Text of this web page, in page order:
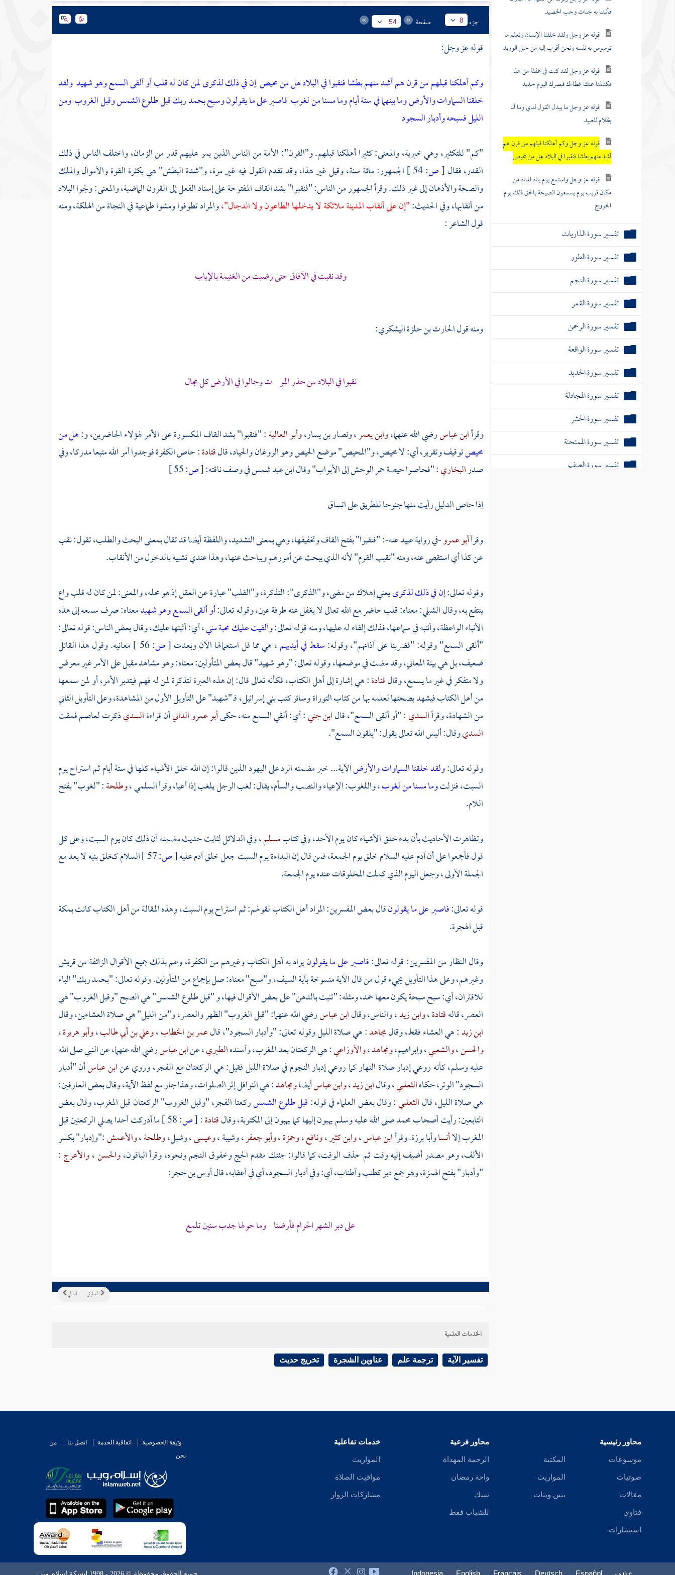
فأنبتنا به جنات وحب الحصيد
قوله عز وجل ولقد خلقنا الإنسان ونعلم ما
توسوس به نفسه ونحن أقرب إليه من حبل الوريد
قوله عز وجل لقد كنت في غفلة من هذا
فكشفنا عنك غطاءك فبصرك اليوم حديد
قوله عز وجل ما يبدل القول لدي وما أنا
بظلام للعبيد
قوله عز وجل وكم أهلكنا قبلهم من قرن هم
أشد منهم بطشا فنقبوا في البلاد هل من محيص
قوله عز وجل واستمع يوم يناد المناد من
مكان قريب يوم يسمعون الصيحة بالحق ذلك يوم
الخروج
تفسير سورة الذاريات
تفسير سورة الطور
تفسير سورة النجم
تفسير سورة القمر
تفسير سورة الرحمن
تفسير سورة الواقعة
تفسير سورة الحديد
تفسير سورة المجادلة
تفسير سورة الحشر
تفسير سورة الممتحنة
تفسير سورة الصف
تفسير سورة العاديات
تفسير سورة القارعة
تفسير سورة التكاثر
تفسير سورة العصر
جزء 8 صفحة 54
قوله عز وجل:
وكم أهلكنا قبلهم من قرن هم أشد منهم بطشا فنقبوا في البلاد هل من محيصإن في ذلك لذكرى لمن كان له قلب أو ألقى السمع وهو شهيدولقد
خلقنا السماوات والأرض وما بينهما في ستة أيام وما مسنا من لغوب فاصبر على ما يقولون وسبح بحمد ربك قبل طلوع الشمس وقبل الغروبومن
الليل فسبحه وأدبار السجود
"كم" للتكثير، وهي خبرية، والمعنى: كثيرا أهلكنا قبلهم. و"القرن": الأمة من الناس الذين يمر عليهم قدر من الزمان، واختلف الناس في ذلك
القدر، فقال[ص:54 ]
الجمهور: مائة سنة، وقيل غير هذا، وقد تقدم القول فيه غير مرة، و"شدة البطش" هي بكثرة القوة والأموال والملك
والصحة والأذهان إلى غير ذلك. وقرأ الجمهور من الناس: "فنقبوا" بشد القاف المفتوحة على إسناد الفعل إلى القرون الماضية، والمعنى: ولجوا البلاد
من أنقابها، وفي الحديث:"إن على أنقابالمدينةملائكة لا يدخلها الطاعون ولاالدجال"،والمراد تطوفوا ومشوا طماعية في النجاة من الهلكة، ومنه
قول الشاعر :
وقد نقبت في الآفاق حتى رضيت من الغنيمة بالإياب
ومنه قولالحارث بن حلزة اليشكري:
نقبوا في البلاد من حذر المو ت وجالوا في الأرض كل مجال
وقرأابن عباسرضي الله عنهما،وابن يعمر،ونصار بن يسار،وأبو العالية: "فنقبوا" بشد القاف المكسورة على الأمر لهؤلاء الحاضرين، و:هل من
محيصتوقيف وتقرير، أي: لا محيص، و"المحيص" موضع الحيص وهو الروغان والحياد، قالقتادة: حاص الكفرة فوجدوا أمر الله متبعا مدركا، وفي
صدرالبخاري: "فحاصوا حيصة حمر الوحش إلى الأبواب" وقال ابن عبد شمس في وصف ناقته:[ص:
إذا حاص الدليل رأيت منها جنوحا للطريق على اتساق
وقرأأبو عمرو-في روايةعبيدعنه-: "فنقبوا" بفتح القاف وتخفيفها، وهي بمعنى التشديد، واللفظة أيضا قد تقال بمعنى البحث والطلب، تقول: نقب
عن كذا أي استقصى عنه، ومنه "نقيب القوم" لأنه الذي يبحث عن أمورهم ويباحث عنها، وهذا عندي تشبيه بالدخول من الأنقاب.
وقوله تعالى:إن في ذلك لذكرىيعني إهلاك من مضى، و"الذكرى": التذكرة، و"القلب" عبارة عن العقل إذ هو محله، والمعنى: لمن كان له قلب واع
ينتفع به، وقالالشبلي:معناه: قلب حاضر مع الله تعالى لا يغفل عنه طرفة عين، وقوله تعالى:أو ألقى السمع وهو شهيدمعناه: صرف سمعه إلى هذه
الأنباء الواعظة، وأنتبه في سماعها، فذلك إلقاء له عليها، ومنه قوله تعالى:وألقيت عليك محبة مني، أي: أثبتها عليك، وقال بعض الناس: قوله تعالى:
"ألقى السمع" وقوله: "فضربنا على آذانهم"، وقوله:سقط في أيديهم، هي مما قل استعمالها الآن وبعدت[ص:56 ]
معانيه. وقول هذا القائل
ضعيف، بل هي بينة المعاني، وقد مضت في موضعها، وقوله تعالى: "وهو شهيد" قال بعض المتأولين: معناه: وهو مشاهد مقبل على الأمر غير معرض
ولا متفكر في غير ما يسمع، وقالقتادة: هي إشارة إلى أهل الكتاب، فكأنه تعالى قال: إن هذه العبرة لتذكرة لمن له فهم فيتدبر الأمر، أو لمن سمعها
من أهل الكتاب فيشهد بصحتها لعلمه بها من كتاب التوراة وسائر كتب بني إسرائيل، فـ "شهيد" على التأويل الأول من المشاهدة، وعلى التأويل الثاني
من الشهادة، وقرأالسدي: "أو ألقى السمع"، قالابن جني: أي: ألقي السمع منه، حكىأبو عمرو الدانيأن قراءةالسديذكرتلعاصمفمقت
السديوقال: أليس الله تعالى يقول: "يلقون السمع".
وقوله تعالى:ولقد خلقنا السماوات والأرضالآية... خبر مضمنه الرد على اليهود الذين قالوا: إن الله خلق الأشياء كلها في ستة أيام ثم استراح يوم
السبت، فنزلتوما مسنا من لغوب، واللغوب: الإعياء والنصب والسأم، يقال: لغب الرجل يلغب إذا أعيا، وقرأالسلمي،وطلحة: "لغوب" بفتح
اللام.
وتظاهرت الأحاديث بأن بدء خلق الأشياء كان يوم الأحد، وفي كتابمسلم، وفي الدلائل لثابت حديث مضمنه أن ذلك كان يوم السبت، وعلى كل
قول فأجمعوا على أنآدمعليه السلام خلق يوم الجمعة، فمن قال إن البداءة يوم السبت جعل خلقآدمعليه[ص:
السلام كخلق بنيه لا يعد مع
الجملة الأولى ، وجعل اليوم الذي كملت المخلوقات عنده يوم الجمعة.
قوله تعالى:فاصبر على ما يقولونقال بعض المفسرين: المراد أهل الكتاب لقولهم: ثم استراح يوم السبت، وهذه المقالة من أهل الكتاب كانتبمكة
قبل الهجرة.
وقال النظار من المفسرين: قوله تعالى:فاصبر على ما يقولونيراد به أهل الكتاب وغيرهم من الكفرة، وعم بذلك جميع الأقوال الزائفة منقريش
وغيرهم، وعلى هذا التأويل يجيء قول من قال الآية منسوخة بآية السيف، و"سبح" معناه: صل بإجماع من المتأولين. وقوله تعالى: "بحمد ربك" الباء
للاقتران، أي: سبح سبحة يكون معها حمد، ومثله: "تنبت بالدهن" على بعض الأقوال فيها، و "قبل طلوع الشمس" هي الصبح "وقبل الغروب" هي
العصر، قالهقتادة،وابن زيد، والناس، وقالابن عباسرضي الله عنهما: "قبل الغروب" الظهر والعصر، و"من الليل" هي صلاة العشاءين، وقال
ابن زيد: هي العشاء فقط، وقالمجاهد: هي صلاة الليل وقوله تعالى: "وأدبار السجود"، قالعمر بن الخطاب،وعلي بن أبي طالب،وأبو هريرة،
والحسن،والشعبي،وإبراهيم،ومجاهد،والأوزاعي: هي الركعتان بعد المغرب، وأسندهالطبري، عنابن عباسرضي الله عنهما، عن النبي صلى الله
عليه وسلم، كأنه روعي إدبار صلاة النهار كما روعي إدبار النجوم في صلاة الليل فقيل: هي الركعتان مع الفجر، وروي عنابن عباسأن "أدبار
السجود" الوتر، حكاهالثعلبي، وقالابن زيد،وابن عباسأيضاومجاهد: هي النوافل إثر الصلوات، وهذا جار مع لفظ الآية، وقال بعض العارفين:
هي صلاة الليل، قالالثعلبي: وقال بعض العلماء في قوله:قبل طلوع الشمسركعتا الفجر، "وقبل الغروب" الركعتان قبل المغرب، وقال بعض
التابعين: رأيت أصحابمحمدصلى الله عليه وسلم يهبون إليها كما يهبون إلى المكتوبة، وقالقتادة:
[ص:
ما أدركت أحدا يصلي الركعتين قبل
المغرب إلاأنساوأبا برزة.وقرأابن عباس،وابن كثير،ونافع،وحمزة،وأبو جعفر،وشيبة،وعيسى،وشبل،وطلحة،والأعمش:"وإدبار" بكسر
الألف، وهو مصدر أضيف إليه وقت ثم حذف الوقت، كما قالوا: جئتك مقدم الحج وخفوق النجم ونحوه، وقرأ الباقون،والحسن،والأعرج:
"وأدبار" بفتح الهمزة، وهو جمع دبر كطنب وأطناب، أي: وفي أدبار السجود، أي في أعقابه، قالأوس بن حجر:
على دبر الشهر الحرام فأرضنا وما حولها جدب سنين تلمع
التالي السابق
الخدمات العلمية
تفسير الآية ترجمة علم عناوين الشجرة تخريج حديث
محاور رئيسية
موسوعات
صوتيات
مقالات
فتاوى
استشارات
المكتبة
المواريث
بنين وبنات
محاور فرعية
الرحمة المهداة
واحة رمضان
نسك
للشباب فقط
خدمات تفاعلية
المواريث
مواقيت الصلاة
مشاركات الزوار
وثيقة الخصوصية اتفاقية الخدمة اتصل بنا
من
نحن